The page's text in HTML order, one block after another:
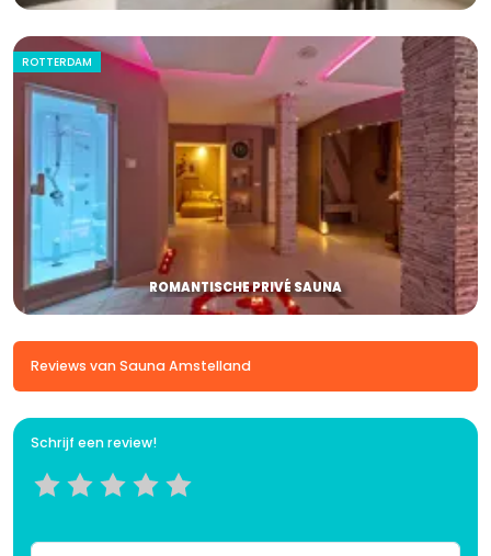
ROTTERDAM
ROMANTISCHE PRIVÉ SAUNA
Reviews van Sauna Amstelland
Schrijf een review!